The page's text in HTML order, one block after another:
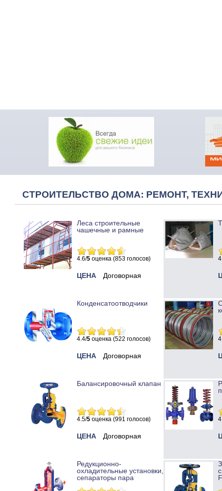
СТРОИТЕЛЬСТВО ДОМА: РЕМОНТ,
Леса строительные
чашечные и рамные
4.6/5 оценка (853 голосов)
ЦЕНА Договорная
Конденсатоотводчики
4.4/5 оценка (522 голосов)
ЦЕНА Договорная
Балансировочный клапан
4.5/5 оценка (991 голосов)
ЦЕНА Договорная
Редукционно-
охладительные установки,
сепараторы пара